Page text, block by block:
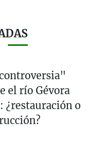
el río Gévora
¿restauración o